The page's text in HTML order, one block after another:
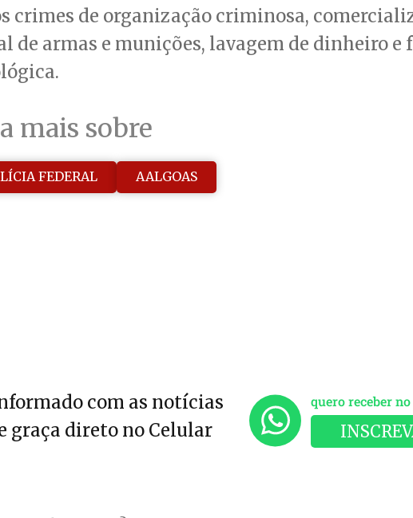
crimes de organização criminosa,
de armas e munições, lavagem de dinheiro e
mais sobre
FEDERAL AALGOAS
com as notícias
graça direto no Celular
quero receber